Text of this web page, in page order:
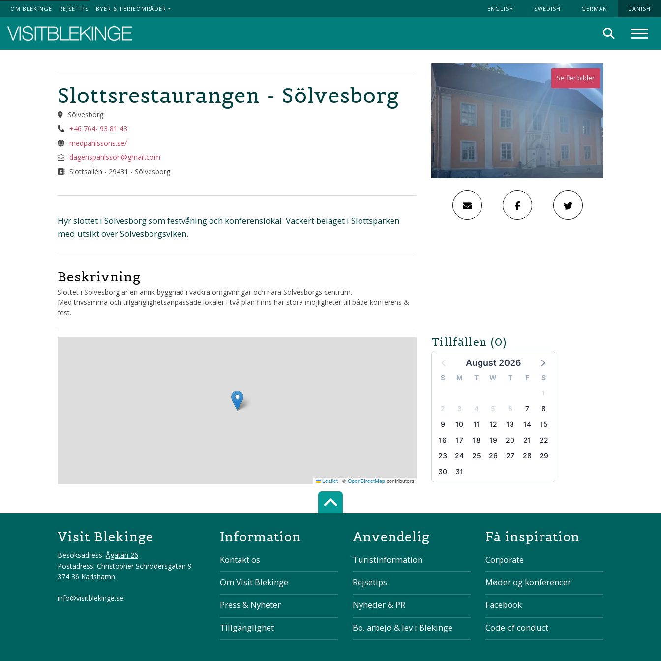
Top Menu
OM BLEKINGE REJSETIPS BYER & FERIEOMRÅDER ENGLISH SWEDISH GERMAN DANISH
Søg
Se fler bilder
Slottsrestaurangen - Sölvesborg
Sölvesborg
+46 764- 93 81 43
medpahlssons.se/
dagenspahlsson@gmail.com
Slottsallén - 29431 - Sölvesborg
Hyr slottet i Sölvesborg som festvåning och konferenslokal. Vackert beläget i Slottsparken
med utsikt över Sölvesborgsviken.
Beskrivning
Slottet i Sölvesborg är en anrik byggnad i vackra omgivningar och nära Sölvesborgs centrum.
Med trivsamma och tillgänglighetsanpassade lokaler i två plan finns här stora möjligheter till både konferens &
fest.
Tillfällen (0)
August 2026
S M T W T F
S
1
2
3 4 5 6 7
8
9
10 11 12 13 14
15
16
17 18 19 20 21
22
23
24 25 26 27 28
29
30
31
Leaflet | © OpenStreetMap contributors
Scroll top of the page
Visit Blekinge
Besöksadress: Ågatan 26
Postadress: Christopher Schrödersgatan 9
374 36 Karlshamn
info@visitblekinge.se
Information
Kontakt os
Om Visit Blekinge
Press & Nyheter
Tillgänglighet
Anvendelig
Turistinformation
Rejsetips
Nyheder & PR
Bo, arbejd & lev i Blekinge
Få inspiration
Corporate
Møder og konferencer
Facebook
Code of conduct